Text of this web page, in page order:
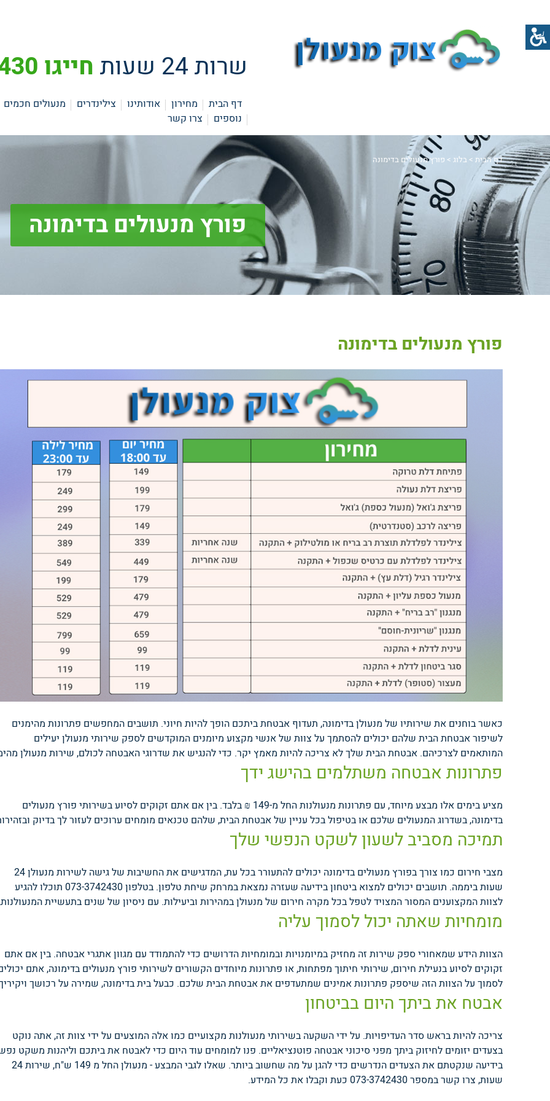
שרות 24 שעות חייגו 073-3742430
דף הבית מחירון אודותינו צילינדרים
מנעולים חכמים
נוספים
צרו קשר
דף הבית > בלוג > פורץ מנעולים בדימונה
פורץ מנעולים בדימונה
פורץ מנעולים בדימונה
כאשר בוחנים את שירותיו של מנעולן בדימונה, תעדוף אבטחת ביתכם הופך להיות חיוני. תושבים המחפשים פתרונות מהימנים
לשיפור אבטחת הבית שלהם יכולים להסתמך על צוות של אנשי מקצוע מיומנים המוקדשים לספק שירותי מנעולן יעילים
המותאמים לצרכיהם.
פתרונות אבטחה משתלמים בהישג ידך
אבטחת הבית שלך לא צריכה להיות מאמץ יקר. כדי להנגיש את שדרוגי האבטחה לכולם, שירות מנעולן
מציע בימים אלו מבצע מיוחד, עם פתרונות מנעולנות החל מ-149 ₪ בלבד. בין אם אתם זקוקים לסיוע בשירותי פורץ מנעולים
בדימונה, בשדרוג המנעולים שלכם או בטיפול בכל עניין של אבטחת הבית, שלהם טכנאים מומחים ערוכים לעזור לך בדיוק
תמיכה מסביב לשעון לשקט הנפשי שלך
מצבי חירום כמו צורך בפורץ מנעולים בדימונה יכולים להתעורר בכל עת, המדגישים את החשיבות של גישה לשירות מנעולן 24
שעות ביממה. תושבים יכולים למצוא ביטחון בידיעה שעזרה נמצאת במרחק שיחת טלפון. בטלפון 073-3742430 תוכלו להגיע
לצוות המקצוענים המסור המצויד לטפל בכל מקרה חירום של מנעולן במהירות וביעילות.
מומחיות שאתה יכול לסמוך עליה
עם ניסיון של שנים בתעשיית
הצוות הידע שמאחורי ספק שירות זה מחזיק במיומנויות ובמומחיות הדרושים כדי להתמודד עם מגוון אתגרי אבטחה. בין אם אתם
זקוקים לסיוע בנעילת חירום, שירותי חיתוך מפתחות, או פתרונות מיוחדים הקשורים לשירותי פורץ מנעולים בדימונה, אתם
לסמוך על הצוות הזה שיספק פתרונות אמינים שמתעדפים את אבטחת הבית שלכם.
אבטח את ביתך היום בביטחון
כבעל בית בדימונה, שמירה על רכושך
צריכה להיות בראש סדר העדיפויות. על ידי השקעה בשירותי מנעולנות מקצועיים כמו אלה המוצעים על ידי צוות זה, אתה נוקט
בצעדים יזומים לחיזוק ביתך מפני סיכוני אבטחה פוטנציאליים. פנו למומחים עוד היום כדי לאבטח את ביתכם וליהנות משקט
בידיעה שנקטתם את הצעדים הנדרשים כדי להגן על מה שחשוב ביותר. שאלו לגבי המבצע - מנעולן החל מ 149 ש"ח, שירות 24
שעות, צרו קשר במספר 073-3742430 כעת וקבלו את כל המידע.